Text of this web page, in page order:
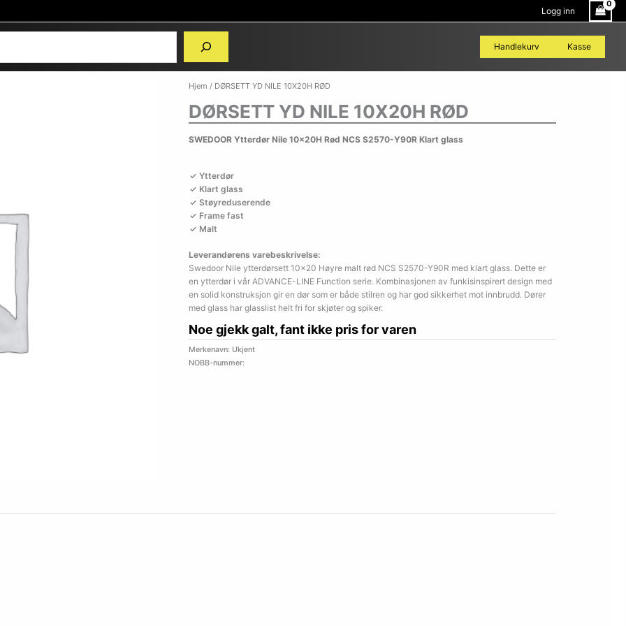
Logg inn
Handlekurv
Kasse
Hjem / DØRSETT YD NILE 10X20H RØD
DØRSETT YD NILE 10X20H RØD
SWEDOOR Ytterdør Nile 10x20H Rød NCS S2570-Y90R Klart glass
Ytterdør
Klart glass
Støyreduserende
Frame fast
Malt
Leverandørens varebeskrivelse:
Swedoor Nile ytterdørsett 10×20 Høyre malt rød NCS S2570-Y90R med klart glass. Dette er
en ytterdør i vår ADVANCE-LINE Function serie. Kombinasjonen av funkisinspirert design med
en solid konstruksjon gir en dør som er både stilren og har god sikkerhet mot innbrudd. Dører
med glass har glasslist helt fri for skjøter og spiker.
Noe gjekk galt, fant ikke pris for varen
Merkenavn: Ukjent
NOBB-nummer: